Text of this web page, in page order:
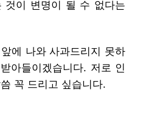
것이 변명이 될 수 없다는
에 나와 사과드리지 못하
아들이겠습니다. 저로 인
꼭 드리고 싶습니다.